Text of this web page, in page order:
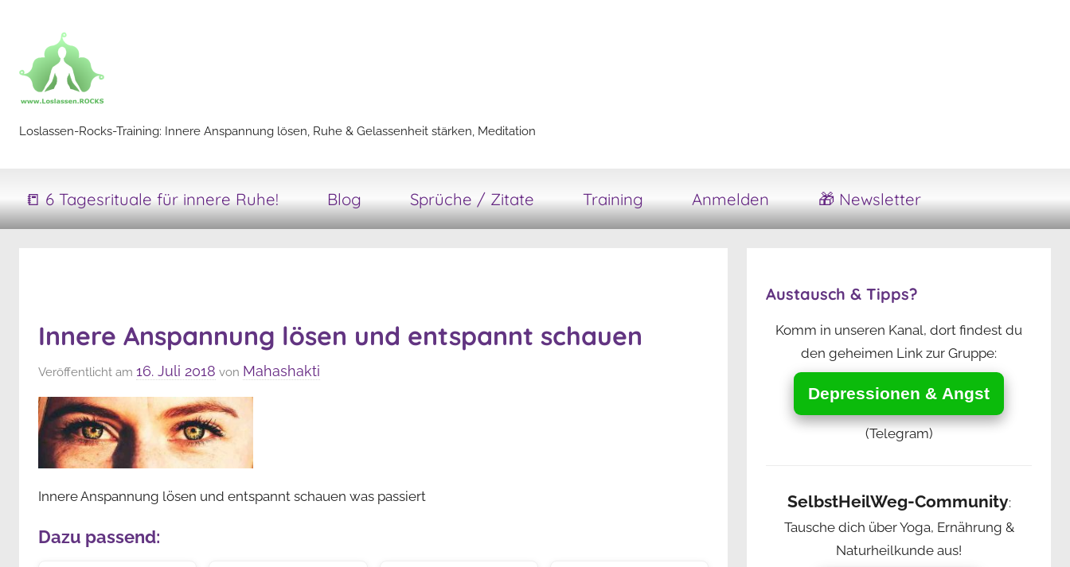
springen
Loslassen-
Rocks-
Loslassen-Rocks-Training: Innere Anspannung lösen, Ruhe & Gelassenheit stärken, Meditation
📒 6 Tagesrituale für innere Ruhe! Blog Sprüche / Zitate Training Anmelden 🎁 Newsletter
Innere Anspannung lösen und entspannt schauen
Veröffentlicht am 16. Juli 2018 von Mahashakti
Innere Anspannung lösen und entspannt schauen was passiert
Dazu passend:
Austausch & Tipps?
Komm in unseren Kanal, dort findest du
den geheimen Link zur Gruppe:
Depressionen & Angst
(Telegram)
SelbstHeilWeg-Community:
Tausche dich über Yoga, Ernährung &
Naturheilkunde aus!